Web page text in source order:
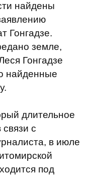
найдены
Гонгадзе.
земле,
Гонгадзе
найденные
длительное
с
в июле
под